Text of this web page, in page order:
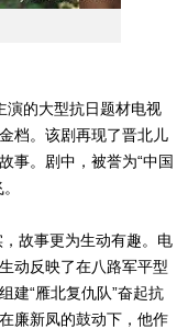
的大型抗日题材电视
档。该剧再现了晋北儿
事。剧中，被誉为“中国
故事更为生动有趣。电
动反映了在八路军平型
建“雁北复仇队”奋起抗
廉新凤的鼓动下，他作